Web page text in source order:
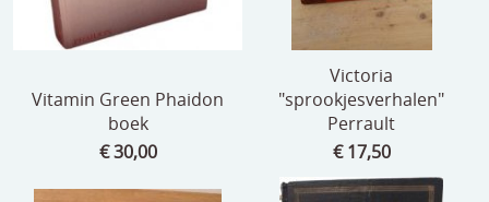
spiegels
boeken
geschenkcheques
Vitamin Green Phaidon
boek
€ 30,00
Victoria
"sprookjesverhalen"
Perrault
€ 17,50